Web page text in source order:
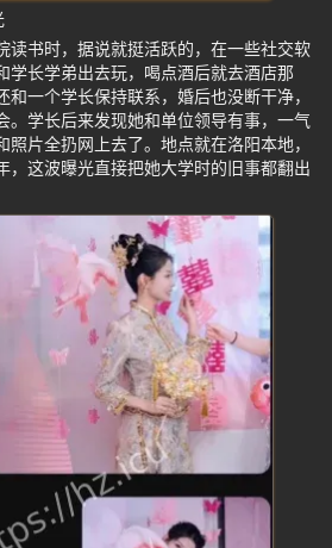
读书时，据说就挺活跃的，在一些社交软
学长学弟出去玩，喝点酒后就去酒店那
一个学长保持联系，婚后也没断干净，
。学长后来发现她和单位领导有事，一气
照片全扔网上去了。地点就在洛阳本地，
，这波曝光直接把她大学时的旧事都翻出